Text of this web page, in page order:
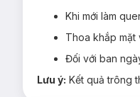
Khi mới làm
Thoa khắp mặt
Đối với ban
Lưu ý: Kết quả trông